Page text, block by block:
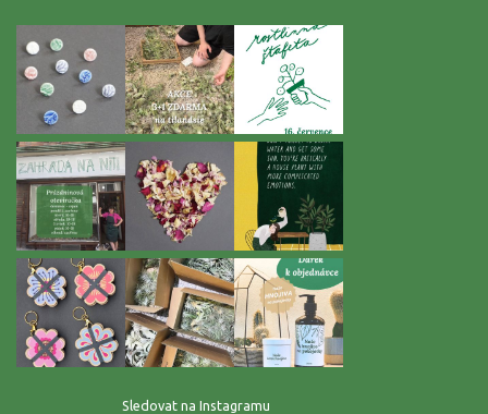
Sledovat na Instagramu